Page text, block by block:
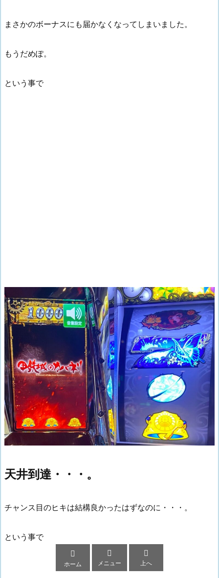
まさかのボーナスにも届かなくなってしまいました。
もうだめぽ。
という事で
天井到達・・・。
チャンス目のヒキは結構良かったはずなのに・・・。
という事で

ホーム

メニュー

上へ